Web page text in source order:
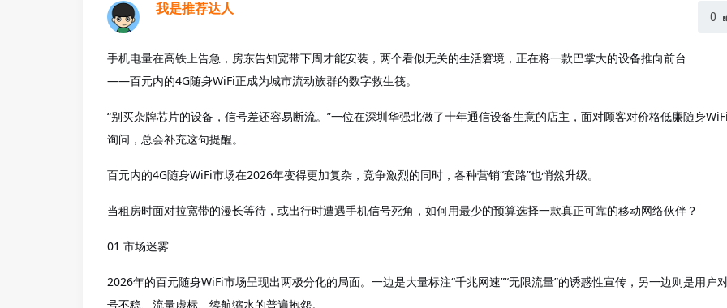
我是推荐达人
0
手机电量在高铁上告急，房东告知宽带下周才能安装，两个看似无关的生活窘境，正在将一款巴掌大的设备推向前台
——百元内的4G随身WiFi正成为城市流动族群的数字救生筏。
“别买杂牌芯片的设备，信号差还容易断流。”一位在深圳华强北做了十年通信设备生意的店主，面对顾客对价格低廉随身
询问，总会补充这句提醒。
百元内的4G随身WiFi市场在2026年变得更加复杂，竞争激烈的同时，各种营销“套路”也悄然升级。
当租房时面对拉宽带的漫长等待，或出行时遭遇手机信号死角，如何用最少的预算选择一款真正可靠的移动网络伙伴？
01 市场迷雾
2026年的百元随身WiFi市场呈现出两极分化的局面。一边是大量标注“千兆网速”“无限流量”的诱惑性宣传，另一边则是用户
号不稳、流量虚标、续航缩水的普遍抱怨。